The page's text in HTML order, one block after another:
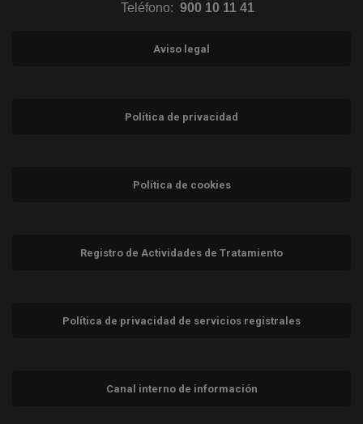
Teléfono: 900 10 11 41
Aviso legal
Política de privacidad
Política de cookies
Registro de Actividades de Tratamiento
Política de privacidad de servicios registrales
Canal interno de información